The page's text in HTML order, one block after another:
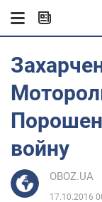
войну
OBOZ.UA
17.10.2016